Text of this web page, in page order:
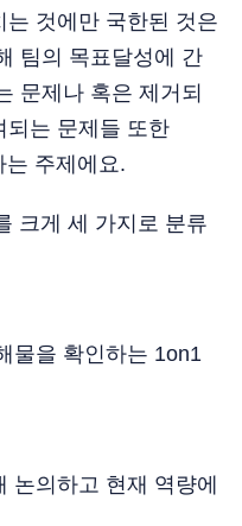
것에만 국한된 것은
팀의 목표달성에 간
문제나 혹은 제거되
되는 문제들 또한
는 주제에요.
크게 세 가지로 분류
물을 확인하는 1on1
논의하고 현재 역량에